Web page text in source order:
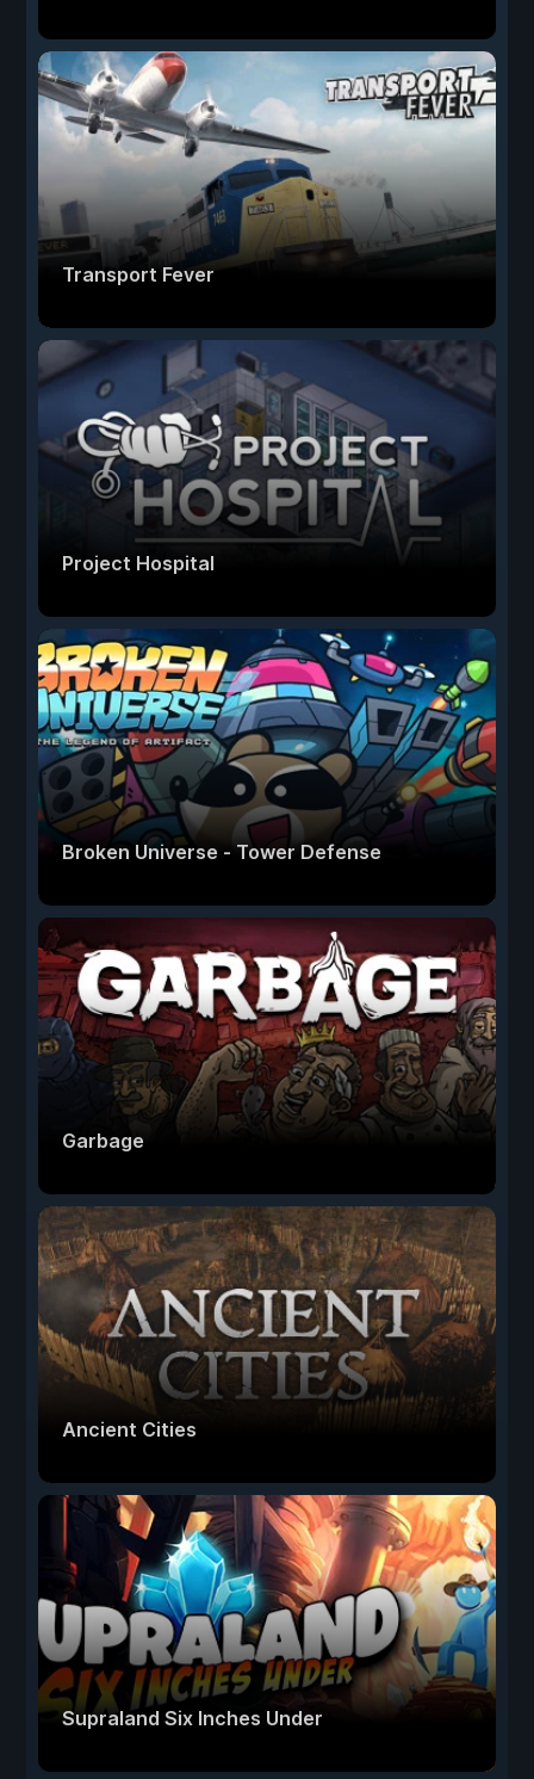
Transport Fever
Project Hospital
Broken Universe - Tower Defense
Garbage
Ancient Cities
Supraland Six Inches Under